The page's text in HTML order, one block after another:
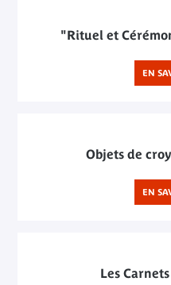
"Rituel et
EN
Objets de
EN
Les